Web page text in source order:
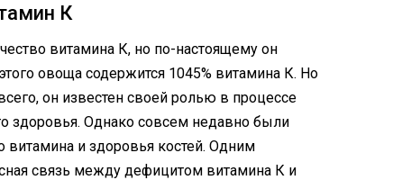
К
витамина К, но по-настоящему он
овоща содержится 1045% витамина К. Но
он известен своей ролью в процессе
здоровья. Однако совсем недавно были
витамина и здоровья костей. Одним
связь между дефицитом витамина К и